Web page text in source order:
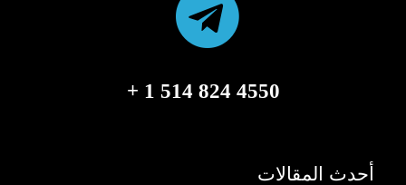
4550 824 514 1 +
أحدث المقالات